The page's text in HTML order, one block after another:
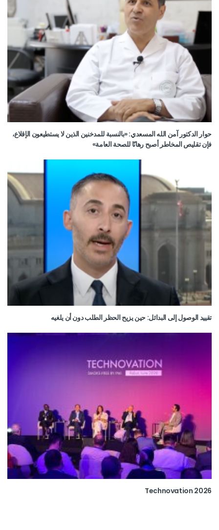
حوار الدكتور آمن الله المسعدي: «بالنسبة للمدخنين الذين لا يستطيعون الإقلاع،
فإن تقليص المخاطر أصبح رهانًا للصحة العامة»
تقييد الوصول إلى البدائل: حين يزيح الحظر الطلب دون أن يلغيه
Technovation 2026